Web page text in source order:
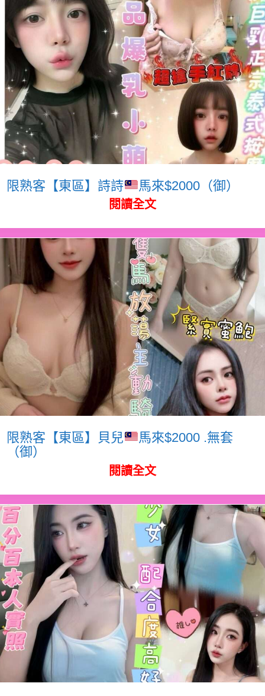
限熟客【東區】詩詩 馬來$2000（御）
閱讀全文
限熟客【東區】貝兒
馬來$2000 .無套
（御）
閱讀全文